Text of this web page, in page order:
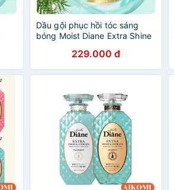
Dầu gội phục hồi tóc sáng
bóng Moist Diane Extra Shine
229.000 đ